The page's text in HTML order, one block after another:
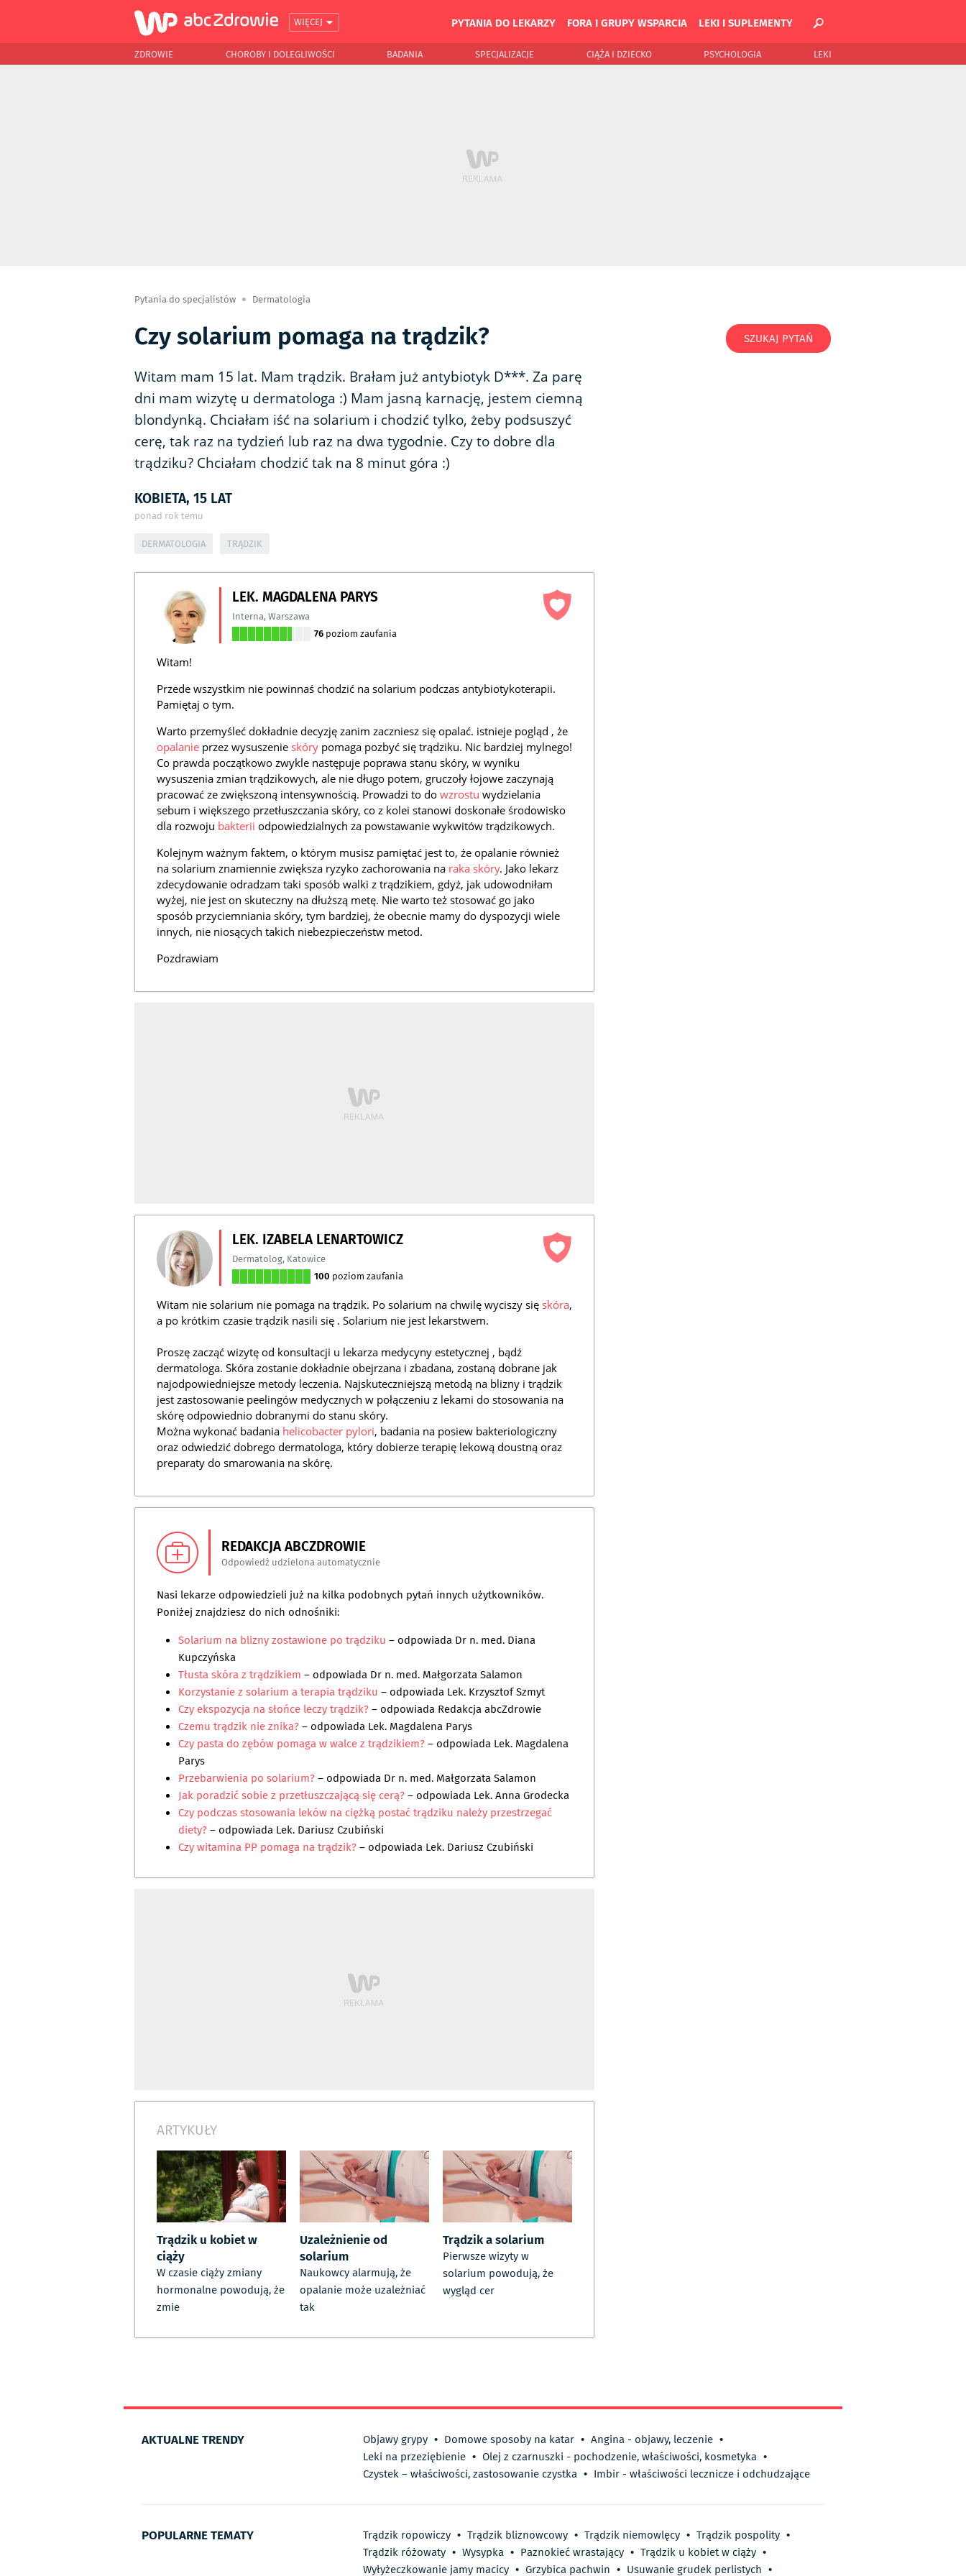
WIĘCEJ PYTANIA DO LEKARZY FORA I GRUPY WSPARCIA LEKI I SUPLEMENTY
ZDROWIE CHOROBY I DOLEGLIWOŚCI BADANIA SPECJALIZACJE CIĄŻA I DZIECKO PSYCHOLOGIA LEKI
Pytania do specjalistów Dermatologia
Czy solarium pomaga na trądzik?
Witam mam 15 lat. Mam trądzik. Brałam już antybiotyk D***. Za parę
dni mam wizytę u dermatologa :) Mam jasną karnację, jestem ciemną
blondynką. Chciałam iść na solarium i chodzić tylko, żeby podsuszyć
cerę, tak raz na tydzień lub raz na dwa tygodnie. Czy to dobre dla
trądziku? Chciałam chodzić tak na 8 minut góra :)
KOBIETA, 15 LAT
ponad rok temu
DERMATOLOGIA TRĄDZIK
LEK. MAGDALENA PARYS
Interna,Warszawa
76 poziom zaufania
Witam!
Przede wszystkim nie powinnaś chodzić na solarium podczas antybiotykoterapii.
Pamiętaj o tym.
Warto przemyśleć dokładnie decyzję zanim zaczniesz się opalać. istnieje pogląd , że
opalanie przez wysuszenie skóry pomaga pozbyć się trądziku. Nic bardziej mylnego!
Co prawda początkowo zwykle następuje poprawa stanu skóry, w wyniku
wysuszenia zmian trądzikowych, ale nie długo potem, gruczoły łojowe zaczynają
pracować ze zwiększoną intensywnością. Prowadzi to do wzrostu wydzielania
sebum i większego przetłuszczania skóry, co z kolei stanowi doskonałe środowisko
dla rozwoju bakterii odpowiedzialnych za powstawanie wykwitów trądzikowych.
Kolejnym ważnym faktem, o którym musisz pamiętać jest to, że opalanie również
na solarium znamiennie zwiększa ryzyko zachorowania na raka skóry. Jako lekarz
zdecydowanie odradzam taki sposób walki z trądzikiem, gdyż, jak udowodniłam
wyżej, nie jest on skuteczny na dłuższą metę. Nie warto też stosować go jako
sposób przyciemniania skóry, tym bardziej, że obecnie mamy do dyspozycji wiele
innych, nie niosących takich niebezpieczeństw metod.
Pozdrawiam
LEK. IZABELA LENARTOWICZ
Dermatolog, Katowice
100 poziom zaufania
Witam nie solarium nie pomaga na trądzik. Po solarium na chwilę wyciszy się skóra,
a po krótkim czasie trądzik nasili się . Solarium nie jest lekarstwem.
Proszę zacząć wizytę od konsultacji u lekarza medycyny estetycznej , bądź
dermatologa. Skóra zostanie dokładnie obejrzana i zbadana, zostaną dobrane jak
najodpowiedniejsze metody leczenia. Najskuteczniejszą metodą na blizny i trądzik
jest zastosowanie peelingów medycznych w połączeniu z lekami do stosowania na
skórę odpowiednio dobranymi do stanu skóry.
Można wykonać badania helicobacter pylori, badania na posiew bakteriologiczny
oraz odwiedzić dobrego dermatologa, który dobierze terapię lekową doustną oraz
preparaty do smarowania na skórę.
REDAKCJA ABCZDROWIE
Odpowiedź udzielona automatycznie
Nasi lekarze odpowiedzieli już na kilka podobnych pytań innych użytkowników.
Poniżej znajdziesz do nich odnośniki:
Solarium na blizny zostawione po trądziku – odpowiada Dr n. med. Diana
Kupczyńska
Tłusta skóra z trądzikiem – odpowiada Dr n. med. Małgorzata Salamon
Korzystanie z solarium a terapia trądziku – odpowiada Lek. Krzysztof Szmyt
Czy ekspozycja na słońce leczy trądzik?– odpowiada Redakcja abcZdrowie
Czemu trądzik nie znika?– odpowiada Lek. Magdalena Parys
Czy pasta do zębów pomaga w walce z trądzikiem?– odpowiada Lek. Magdalena
Parys
Przebarwienia po solarium?– odpowiada Dr n. med. Małgorzata Salamon
Jak poradzić sobie z przetłuszczającą się cerą?– odpowiada Lek. Anna Grodecka
Czy podczas stosowania leków na ciężką postać trądziku należy przestrzegać
diety?– odpowiada Lek. Dariusz Czubiński
Czy witamina PP pomaga na trądzik?– odpowiada Lek. Dariusz Czubiński
ARTYKUŁY
Trądzik u kobiet w
ciąży
W czasie ciąży zmiany
hormonalne powodują, że
zmie
Uzależnienie od
solarium
Naukowcy alarmują, że
opalanie może uzależniać
tak
Trądzik a solarium
Pierwsze wizyty w
solarium powodują, że
wygląd cer
SZUKAJ PYTAŃ
AKTUALNE TRENDY Objawy grypy • Domowe sposoby na katar • Angina - objawy, leczenie •
Leki na przeziębienie • Olej z czarnuszki - pochodzenie, właściwości, kosmetyka •
Czystek – właściwości, zastosowanie czystka • Imbir - właściwości lecznicze i odchudzające
POPULARNE TEMATY Trądzik ropowiczy • Trądzik bliznowcowy • Trądzik niemowlęcy • Trądzik pospolity •
Trądzik różowaty • Wysypka • Paznokieć wrastający • Trądzik u kobiet w ciąży •
Wyłyżeczkowanie jamy macicy • Grzybica pachwin • Usuwanie grudek perlistych •